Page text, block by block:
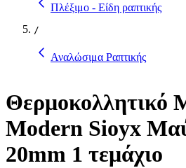
Πλέξιμο - Είδη ραπτικής
/
Αναλώσιμα Ραπτικής
Θερμοκολλητικό
Modern Sioyx
20mm 1 τεμάχιο